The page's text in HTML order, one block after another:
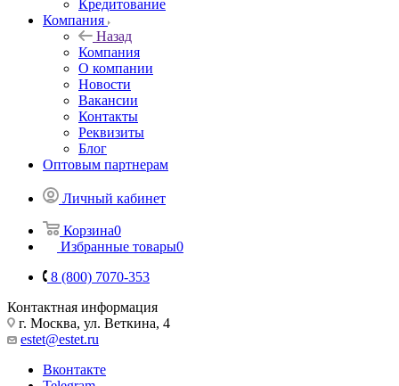
Кредитование
Компания
Назад
Компания
О компании
Новости
Вакансии
Контакты
Реквизиты
Блог
Оптовым партнерам
Личный кабинет
Корзина0
Избранные товары0
8 (800) 7070-353
Контактная информация
г. Москва, ул. Веткина, 4
estet@estet.ru
Вконтакте